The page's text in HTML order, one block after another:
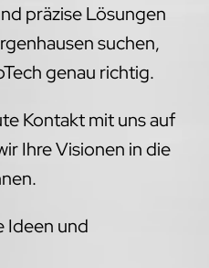
präzise Lösungen
suchen,
genau richtig.
Kontakt mit uns auf
Ihre Visionen in die
Ideen und